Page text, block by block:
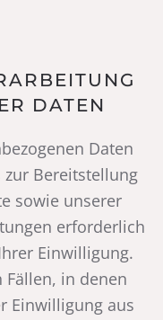
DATEN
Daten
Bereitstellung
sowie unserer
erforderlich
Einwilligung.
Fällen, in denen
Einwilligung aus